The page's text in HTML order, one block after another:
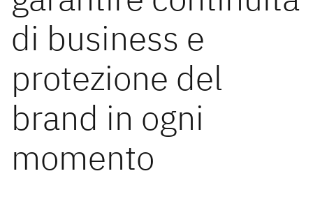
di business e
protezione del
brand in ogni
momento